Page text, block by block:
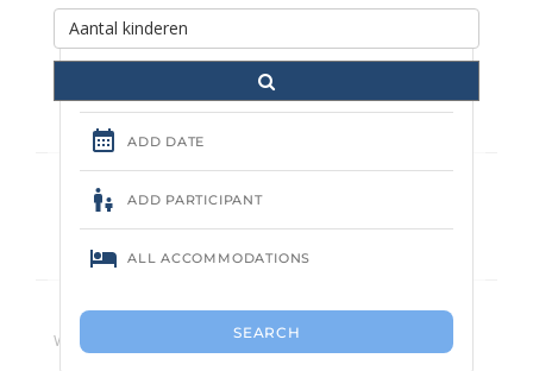
séjour
Geen camping gevonden.
We raden u aan het aantal zoekcriteria te verminderen.